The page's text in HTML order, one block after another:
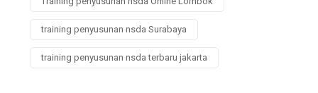
training penyusunan nsda Surabaya
training penyusunan nsda terbaru jakarta